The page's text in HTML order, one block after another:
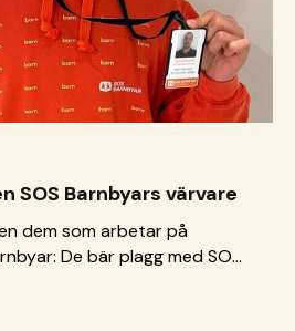
SOS Barnbyars värvare
dem som arbetar på
De bär plagg med SOS
bröstet eller ryggen De har
Barnbyars logotyp som de